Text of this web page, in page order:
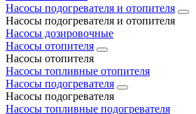
Насосы подогревателя и отопителя
Насосы подогревателя и отопителя
Насосы дозировочные
Насосы отопителя
Насосы отопителя
Насосы топливные отопителя
Насосы подогревателя
Насосы подогревателя
Насосы топливные подогревателя